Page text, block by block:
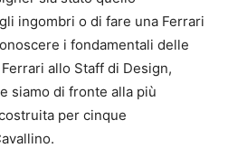
ingombri o di fare una Ferrari
i fondamentali delle
allo Staff di Design,
siamo di fronte alla più
per cinque